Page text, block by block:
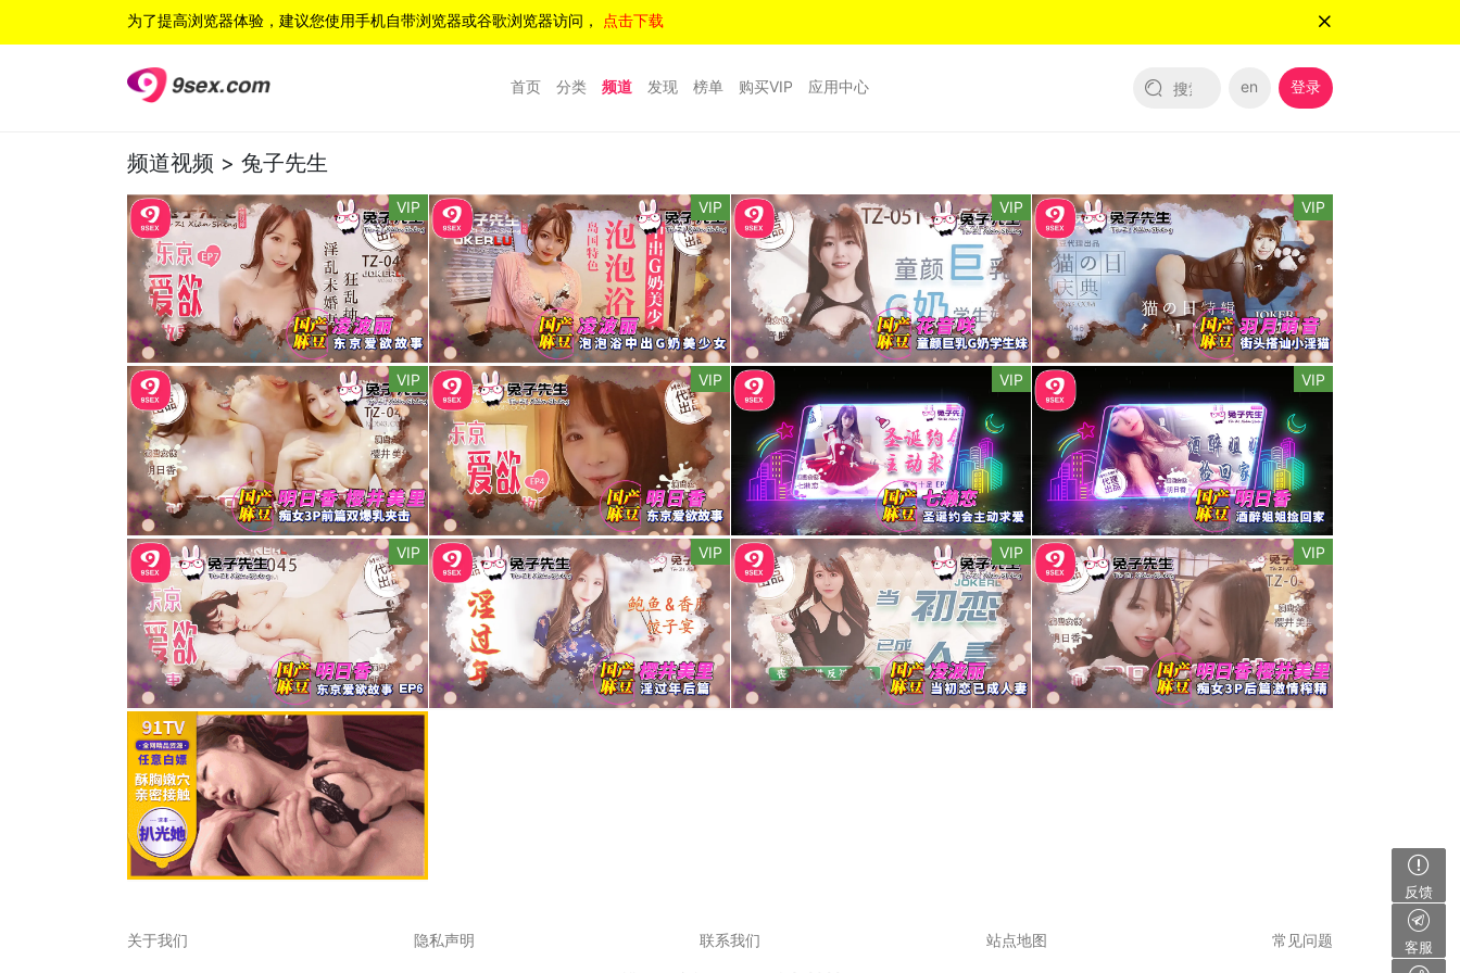
为了提高浏览器体验，建议您使用手机自带浏览器或谷歌浏览器访问， 点击下载
首页 分类 频道 发现 榜单 购买VIP 应用中心 en 登录
频道视频 > 兔子先生
VIP VIP VIP VIP
VIP VIP VIP VIP
VIP VIP VIP VIP
反馈
客服
关于我们 隐私声明 联系我们 站点地图 常见问题